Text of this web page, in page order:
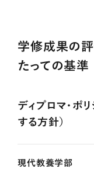
学修成果の評
たっての基準
ディプロマ・ポ
する方針）
現代教養学部